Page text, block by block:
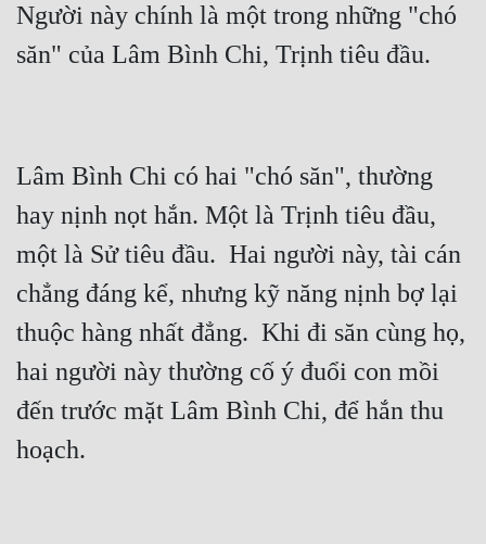
Người này chính là một trong những "chó
Lâm Bình Chi có hai "chó săn", thường
hay nịnh nọt hắn. Một là Trịnh tiêu đầu,
một là Sử tiêu đầu.  Hai người này, tài cán
chẳng đáng kể, nhưng kỹ năng nịnh bợ lại
thuộc hàng nhất đẳng.  Khi đi săn cùng họ,
hai người này thường cố ý đuổi con mồi
đến trước mặt Lâm Bình Chi, để hắn thu